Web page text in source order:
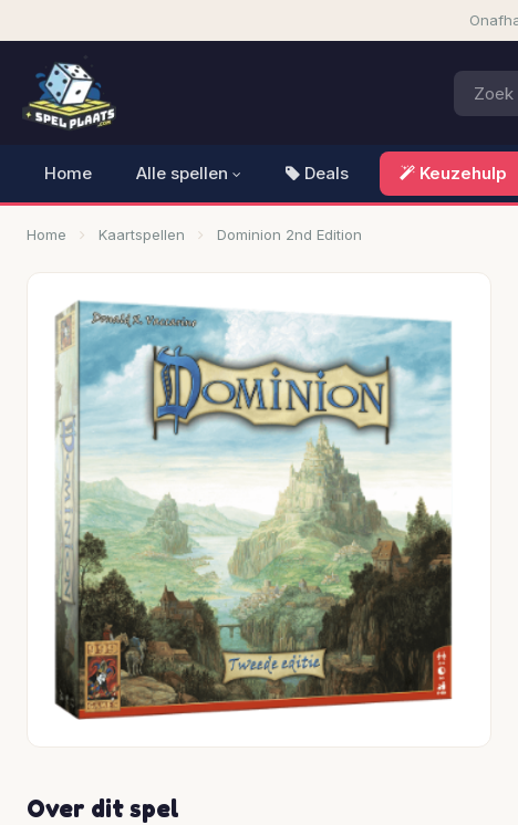
Home Alle spellen Deals Keuzehulp
Home Kaartspellen Dominion 2nd Edition
Over dit spel